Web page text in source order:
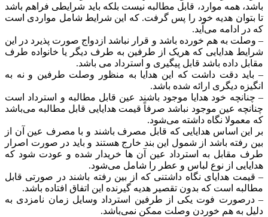
باشد، همه موارد، قابل مطالبه نیست بلکه باید شرایطی فراهم باشد
تا بتوان هدیه خود را پس گرفت. که این شرایط شامل مواردی است
که در ادامه می‌آید.
– وصلت به هم خورده باشد و قرار نباشد ازدواج صورت پذیرد در این
شرایط هدایایی که هریک از طرفین به طرف دیگر یا خانواده طرف
مقابل داده باشد قابل پیگیری و استرداد می باشد.
– باید دقت داشت که این هدایا به منظور وصلت طرفین و نه به
انگیزه دیگری ارائه شده باشد.
– چنانچه خود هدایا موجود باشند عین قابل مطالبه و استرداد است
چنانچه عین موجود نباشد صرفاً قیمت هدایایی قابل مطالبه می‌باشد
که معمولا نگاه داشته می‌شود.
بر این اساس هدایایی که قابل مصرف باشند و با مصرف عین آن از
بین رفته باشد از شمول این بند خارج هستند و باید در صورت اصرار
طرف مقابل به استرداد عین آن ها خریدار شده و عودت شود که
هدایایی از نوع لباس و عطر را شامل می‌شود.
– قیمت هدایای نگاه داشتنی که از بین رفته باشند در صورتی قابل
مطالبه است که بدون تقصیر هدیه گیرنده این اتفاق افتاده باشد.
– درصورت فوت یکی از طرفین استرداد وسایل زمان نامزدی به
دلیل به هم خوردن وصلت ممکن‌ نمی‌‌باشد.